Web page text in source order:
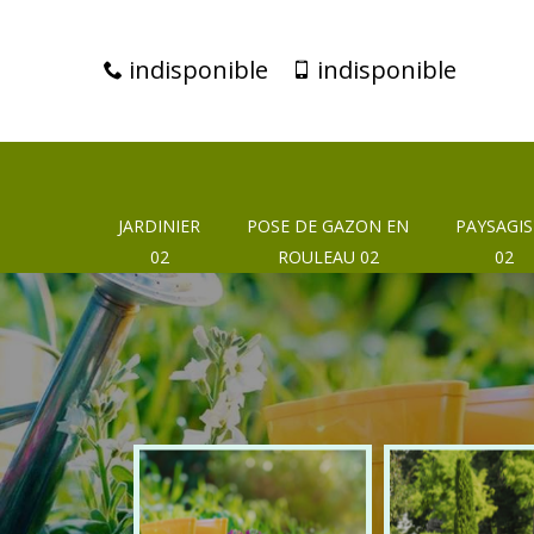
indisponible indisponible
JARDINIER
02
POSE DE GAZON EN
ROULEAU 02
02